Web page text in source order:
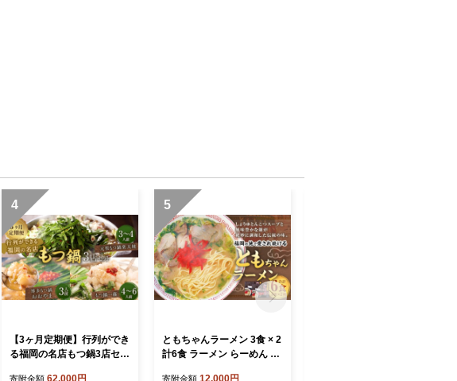
4
【3ヶ月定期便】行列ができ
る福岡の名店もつ鍋3店セッ
寄附金額 62,000円
5
ともちゃんラーメン 3食 × 2
計6食 ラーメン らーめん 拉
寄附金額 12,000円